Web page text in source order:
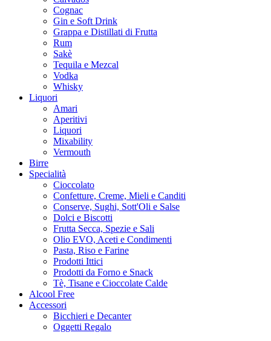
Cognac
Gin e Soft Drink
Grappa e Distillati di Frutta
Rum
Sakè
Tequila e Mezcal
Vodka
Whisky
Liquori
Amari
Aperitivi
Liquori
Mixability
Vermouth
Birre
Specialità
Cioccolato
Confetture, Creme, Mieli e Canditi
Conserve, Sughi, Sott'Oli e Salse
Dolci e Biscotti
Frutta Secca, Spezie e Sali
Olio EVO, Aceti e Condimenti
Pasta, Riso e Farine
Prodotti Ittici
Prodotti da Forno e Snack
Tè, Tisane e Cioccolate Calde
Alcool Free
Accessori
Bicchieri e Decanter
Oggetti Regalo